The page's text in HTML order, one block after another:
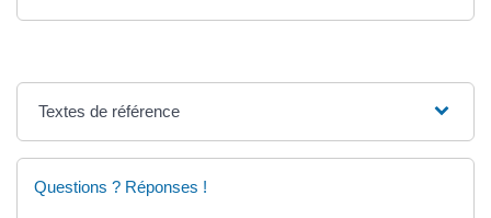
Textes de référence
Questions ? Réponses !